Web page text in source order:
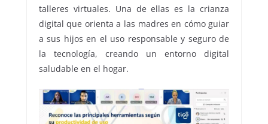
talleres virtuales. Una de ellas es la crianza
digital que orienta a las madres en cómo guiar
a sus hijos en el uso responsable y seguro de
la tecnología, creando un entorno digital
saludable en el hogar.